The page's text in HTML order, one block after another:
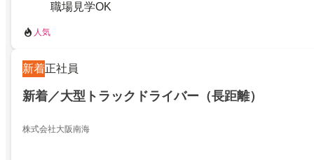
職場見学OK
人気
新着正社員
新着／大型トラックドライバー（長距離）
株式会社大阪南海